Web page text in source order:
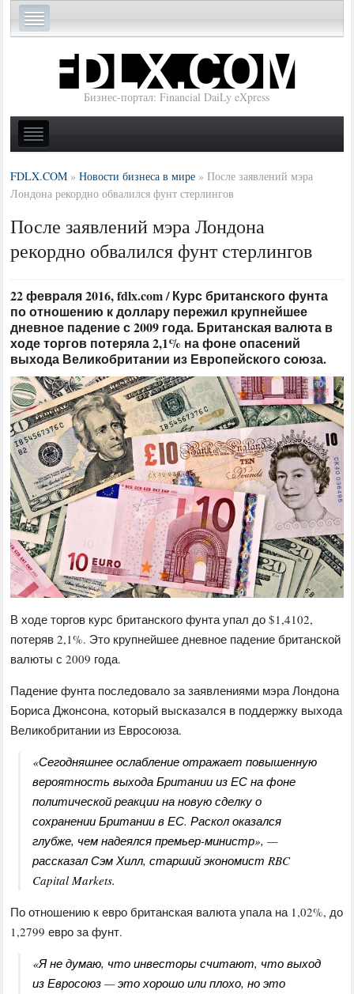
Бизнес-портал: Financial DaiLy eXpress
FDLX.COM »Новости бизнеса в мире »После заявлений мэра
Лондона рекордно обвалился фунт стерлингов
После заявлений мэра Лондона
рекордно обвалился фунт стерлингов
22 февраля 2016, fdlx.com / Курс британского фунта
по отношению к доллару пережил крупнейшее
дневное падение с 2009 года. Британская валюта в
ходе торгов потеряла 2,1% на фоне опасений
выхода Великобритании из Европейского союза.
В ходе торгов курс британского фунта упал до $1,4102,
потеряв 2,1%. Это крупнейшее дневное падение британской
валюты с 2009 года.
Падение фунта последовало за заявлениями мэра Лондона
Бориса Джонсона, который высказался в поддержку выхода
Великобритании из Евросоюза.
«Сегодняшнее ослабление отражает повышенную
вероятность выхода Британии из ЕС на фоне
политической реакции на новую сделку о
сохранении Британии в ЕС. Раскол оказался
глубже, чем надеялся премьер-министр», —
рассказал Сэм Хилл, старший экономист RBC
Capital Markets.
По отношению к евро британская валюта упала на 1,02%, до
1,2799 евро за фунт.
«Я не думаю, что инвесторы считают, что выход
из Евросоюз — это хорошо или плохо, но это